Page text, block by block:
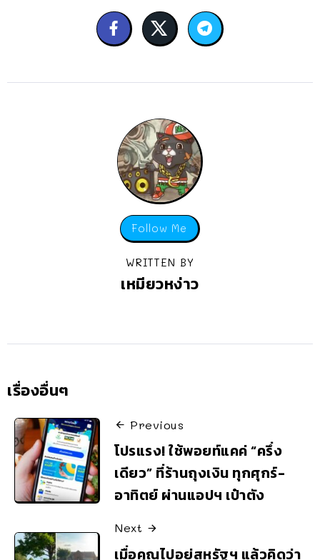
Follow Me
WRITTEN BY
เหมียวหง่าว
เรื่องอื่นๆ
Previous
โปรแรง! ใช้พอยท์แคค่ “ครึ่ง
เดียว” ที่ร้านถุงเงิน ทุกศุกร์-
อาทิตย์ ผ่านแอปฯ เป๋าตัง
Next
เมื่อคุณไปอยู่สหรัฐฯ แล้วคิดว่า